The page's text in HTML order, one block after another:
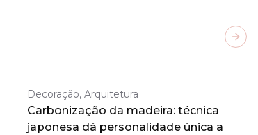
Decoração, Arquitetura
Carbonização da madeira: técnica
japonesa dá personalidade única a